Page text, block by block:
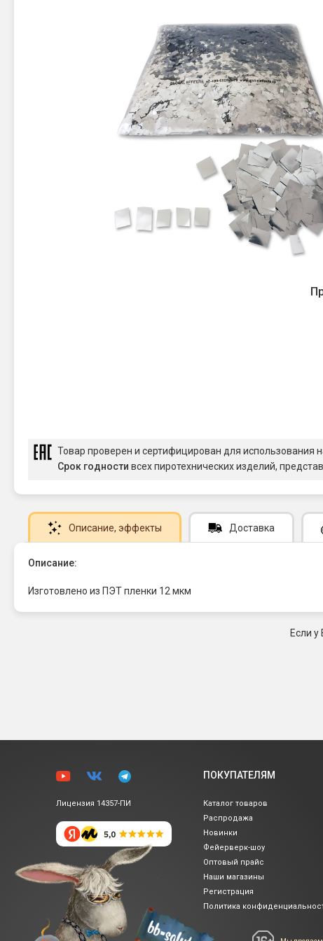
Фейерверки на свадьбу
Средние фейерверки
Большие фейерверки
Петарды
Терочные
Фитильные
Лимонки,
Корсары
Летающие
Бабочки,
Жуки
Цветной
Товар проверен и сертифицирован для использования
Срок годности всех пиротехнических изделий,
Описание, эффекты Доставка
Описание:
Изготовлено из ПЭТ пленки 12 мкм
Если
Лицензия 14357-ПИ
ПОКУПАТЕЛЯМ
Каталог товаров
Распродажа
Новинки
Фейерверк-шоу
Оптовый прайс
Наши магазины
Регистрация
Политика